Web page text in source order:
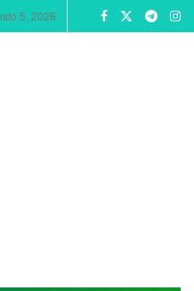
5, 2026